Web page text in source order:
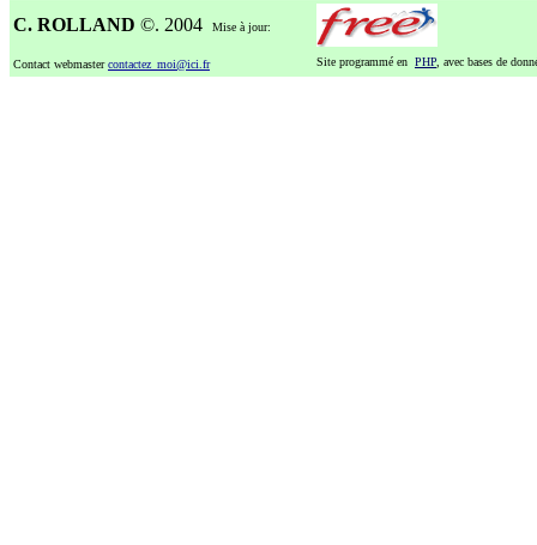
C. ROLLAND ©. 2004 Mise à jour:
Contact webmastercontactez_moi@ici.fr Site programmé en PHP , avec bases de